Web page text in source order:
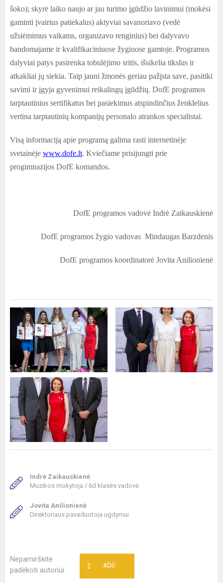
šoko); skyrė laiko naujo ar jau turimo įgūdžio lavinimui (mokėsi
gaminti įvairius patiekalus) aktyviai savanoriavo (vedė
užsiėmimus vaikams, organizavo renginius) bei dalyvavo
bandomajame ir kvalifikaciniuose žygiuose gamtoje. Programos
dalyviai patys pasirenka tobulėjimo sritis, išsikelia tikslus ir
atkakliai jų siekia. Taip jauni žmonės geriau pažįsta save, pasitiki
savimi ir įgyja gyvenimui reikalingų įgūdžių. DofE programos
tarptautinius sertifikatus bei pasiekimus atspindinčius ženklelius
vertina tarptautinių kompanijų personalo atrankos specialistai.
Visą informaciją apie programą galima rasti internetinėje
svetainėje www.dofe.lt. Kviečiame prisijungti prie
progimnazijos DofE komandos.
DofE programos vadovė Indrė Zaikauskienė
DofE programos žygio vadovas Mindaugas Barzdenis
DofE programos koordinatorė Jovita Anilionienė
Indrė Zaikauskienė
Muzikos mokytoja / 6d klasės vadovė
Jovita Anilionienė
Direktoriaus pavaduotoja ugdymui
Nepamirškite
padėkoti autoriui
AČIŪ
2